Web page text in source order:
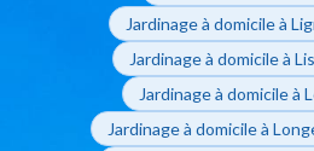
Jardinage à domicile à
Jardinage à domicile à
Jardinage à domicile à
Jardinage à domicile à